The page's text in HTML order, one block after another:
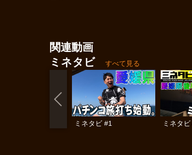
関連動画
ミネタビ
すべて見る
ミネタビ #1 ミネタ